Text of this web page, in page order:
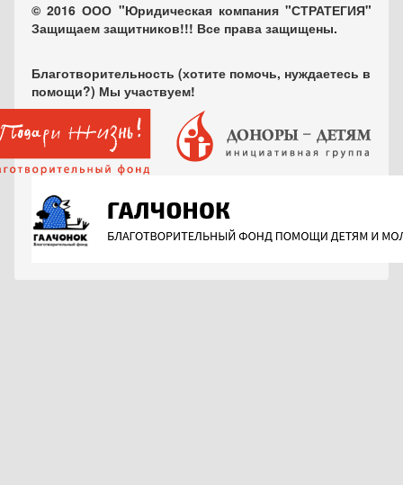
© 2016 ООО "Юридическая компания "СТРАТЕГИЯ"
Защищаем защитников!!! Все права защищены.
Благотворительность (хотите помочь, нуждаетесь в
помощи?) Мы участвуем!